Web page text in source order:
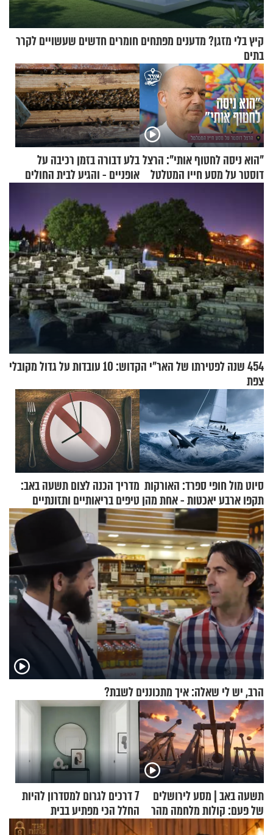
קיץ בלי מזגן? מדענים מפתחים חומרים חדשים שעשויים לקרר
בתים
"הוא ניסה לחטוף אותי": הרצל
דוסטר על מסע חייו המטלטל
בלע דבורה בזמן רכיבה על
אופניים - והגיע לבית החולים
454 שנה לפטירתו של האר"י הקדוש: 10 עובדות על גדול מקובלי
צפת
סיוט מול חופי ספרד: האורקות
תקפו ארבע יאכטות - אחת מהן
טבעה
מדריך הכנה לצום תשעה באב:
טיפים בריאותיים ותזונתיים
לשמירה על הגוף
הרב, יש לי שאלה: איך מתכוננים לשבת?
תשעה באב | מסע לירושלים
של פעם: קולות מלחמה מהר
הזיתים
7 דרכים לגרום למסדרון להיות
החלל הכי מפתיע בבית